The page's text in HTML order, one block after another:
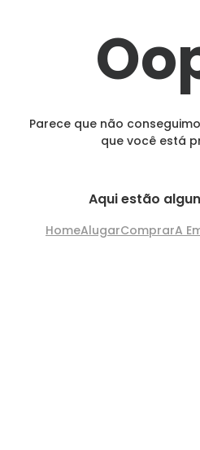
Parece que não
que você está
Aqui estão
HomeAlugarComprarA